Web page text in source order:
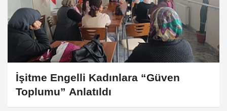
İşitme Engelli Kadınlara “Güven
Toplumu” Anlatıldı